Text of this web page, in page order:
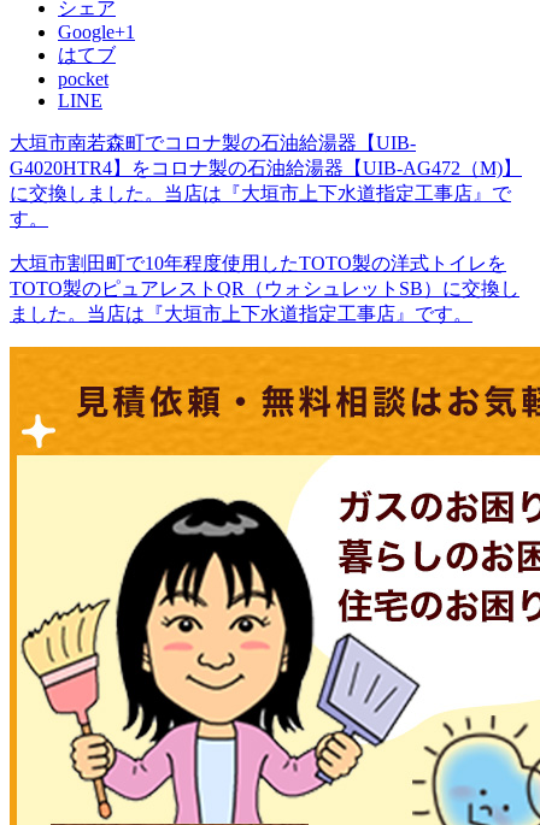
シェア
Google+1
はてブ
pocket
LINE
大垣市南若森町でコロナ製の石油給湯器【UIB-
G4020HTR4】をコロナ製の石油給湯器【UIB-AG472（M)】
に交換しました。当店は『大垣市上下水道指定工事店』で
す。
大垣市割田町で10年程度使用したTOTO製の洋式トイレを
TOTO製のピュアレストQR（ウォシュレットSB）に交換し
ました。当店は『大垣市上下水道指定工事店』です。